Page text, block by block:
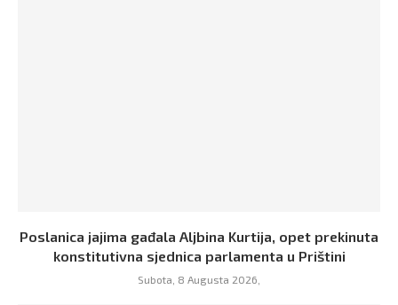
Poslanica jajima gađala Aljbina Kurtija, opet prekinuta
konstitutivna sjednica parlamenta u Prištini
Subota, 8 Augusta 2026,